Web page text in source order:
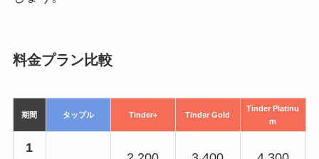
料金プラン比較
期間 タップル Tinder+ Tinder Gold
Tinder Platinu
m
1